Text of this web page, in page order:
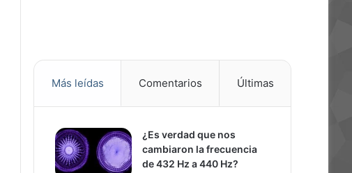
Más leídas Comentarios Últimas
¿Es verdad que nos
cambiaron la frecuencia
de 432 Hz a 440 Hz?